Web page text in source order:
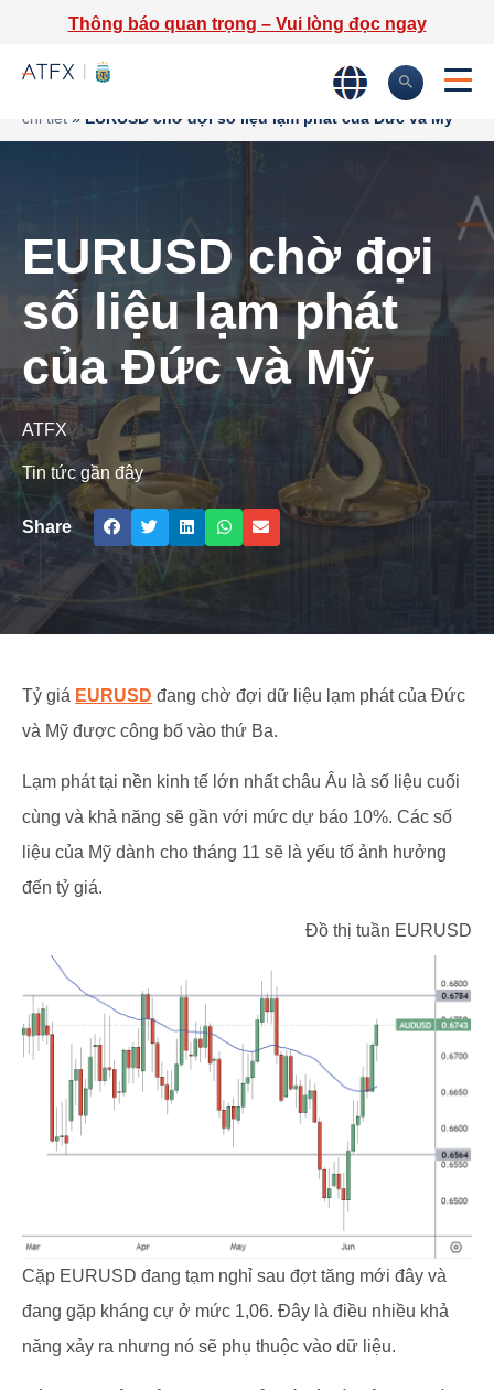
Thông báo quan trọng – Vui lòng đọc ngay
Tin tức thị trường & Thông tin
chi tiết » EURUSD chờ đợi số liệu lạm phát của Đức và Mỹ
EURUSD chờ đợi
số liệu lạm phát
của Đức và Mỹ
ATFX
Tin tức gần đây
Share
Tỷ giá EURUSD đang chờ đợi dữ liệu lạm phát của Đức
và Mỹ được công bố vào thứ Ba.
Lạm phát tại nền kinh tế lớn nhất châu Âu là số liệu cuối
cùng và khả năng sẽ gần với mức dự báo 10%. Các số
liệu của Mỹ dành cho tháng 11 sẽ là yếu tố ảnh hưởng
đến tỷ giá.
Đồ thị tuần EURUSD
Cặp EURUSD đang tạm nghỉ sau đợt tăng mới đây và
đang gặp kháng cự ở mức 1,06. Đây là điều nhiều khả
năng xảy ra nhưng nó sẽ phụ thuộc vào dữ liệu.